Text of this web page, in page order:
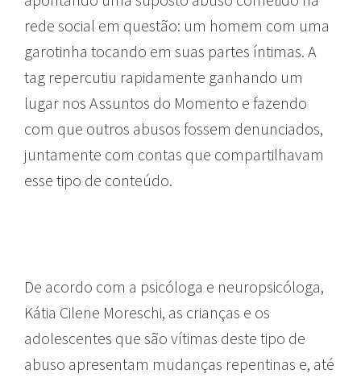
rede social em questão: um homem com uma
garotinha tocando em suas partes íntimas. A
tag repercutiu rapidamente ganhando um
lugar nos Assuntos do Momento e fazendo
com que outros abusos fossem denunciados,
juntamente com contas que compartilhavam
esse tipo de conteúdo.
De acordo com a psicóloga e neuropsicóloga,
Kátia Cilene Moreschi, as crianças e os
adolescentes que são vítimas deste tipo de
abuso apresentam mudanças repentinas e, até